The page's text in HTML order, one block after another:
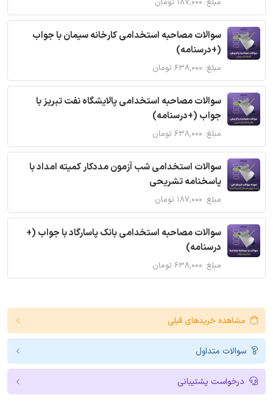
مبلغ: ۱۸۷,۰۰۰ تومان
سوالات مصاحبه استخدامی کارخانه سیمان با جواب
(+درسنامه)
مبلغ: ۶۳۸,۰۰۰ تومان
سوالات مصاحبه استخدامی پالایشگاه نفت تبریز با
جواب (+درسنامه)
مبلغ: ۶۳۸,۰۰۰ تومان
سوالات استخدامی شب آزمون مددکار کمیته امداد با
پاسخنامه تشریحی
مبلغ: ۱۸۷,۰۰۰ تومان
سوالات مصاحبه استخدامی بانک پاسارگاد با جواب (+
درسنامه)
مبلغ: ۶۳۸,۰۰۰ تومان
مشاهده خریدهای قبلی
سوالات متداول
درخواست پشتیبانی